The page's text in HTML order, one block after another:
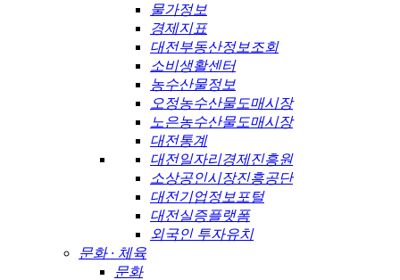
물가정보
경제지표
대전부동산정보조회
소비생활센터
농수산물정보
오정농수산물도매시장
노은농수산물도매시장
대전통계
대전일자리경제진흥원
소상공인시장진흥공단
대전기업정보포털
대전실증플랫폼
외국인 투자유치
문화 · 체육
문화